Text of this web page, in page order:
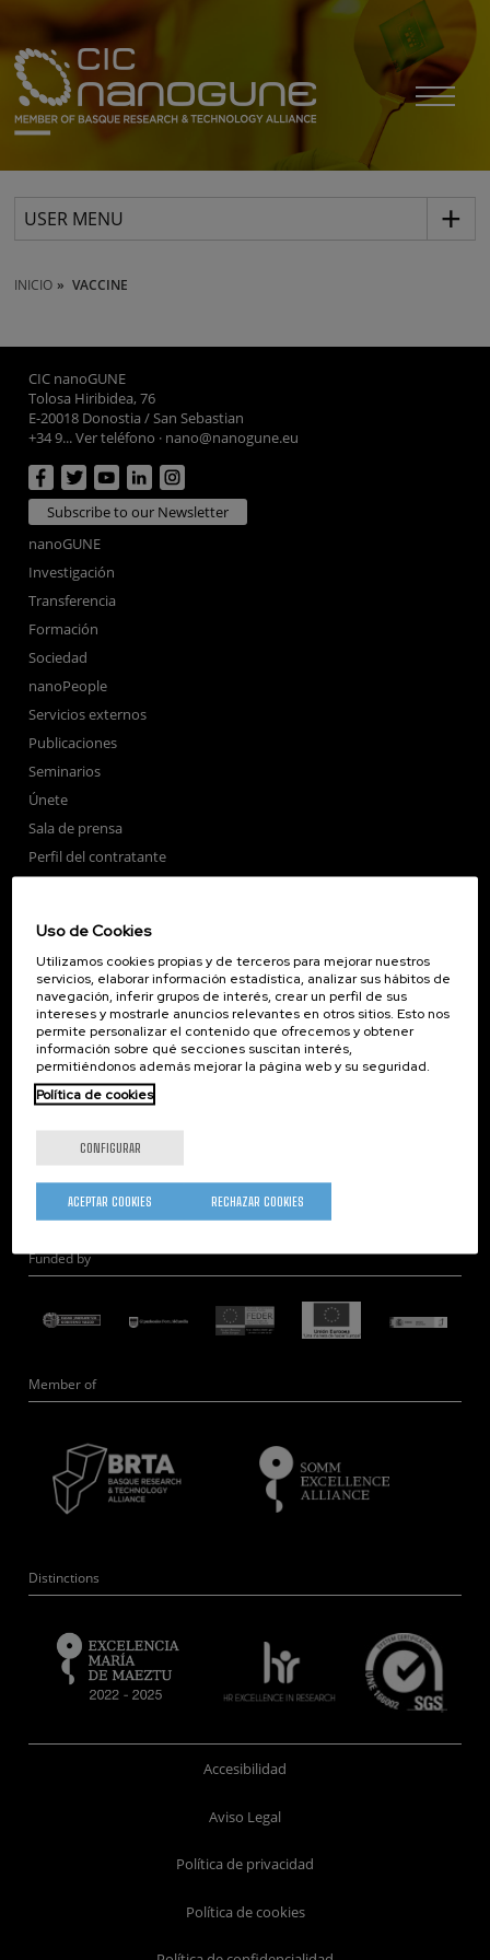
USER MENU
INICIO VACCINE
CIC nanoGUNE
Tolosa Hiribidea, 76
E-20018 Donostia / San Sebastian
+34 9... Ver teléfono · nano@nanogune.eu
Subscribe to our Newsletter
nanoGUNE
Investigación
Transferencia
Formación
Sociedad
nanoPeople
Servicios externos
Publicaciones
Seminarios
Únete
Sala de prensa
Perfil del contratante
Nanoóptica
Autoensamblado
Nanobiosistemas
Nanodispositivos
Microscopía Electrónica
Teoría
Microscopía de Detección Cuántica
Nanoingeniería
Hardware Cuántico
Funded by
Member of
Distinctions
Accesibilidad
Aviso Legal
Política de privacidad
Política de cookies
Uso de Cookies
Utilizamos cookies propias y de terceros para mejorar nuestros
servicios, elaborar información estadística, analizar sus hábitos de
navegación, inferir grupos de interés, crear un perfil de sus
intereses y mostrarle anuncios relevantes en otros sitios. Esto nos
permite personalizar el contenido que ofrecemos y obtener
información sobre qué secciones suscitan interés,
permitiéndonos además mejorar la página web y su seguridad.
Política de cookies
CONFIGURAR
RECHAZAR COOKIES
ACEPTAR COOKIES